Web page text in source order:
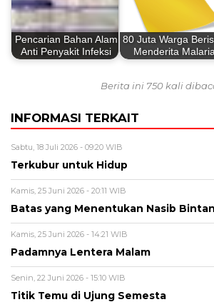
Pencarian Bahan Alam
Anti Penyakit Infeksi
80 Juta Warga
Menderita Malaria
Berita ini 750 kali
INFORMASI TERKAIT
Sabtu, 18 Juli 2026 - 09:20 WIB
Terkubur untuk Hidup
Kamis, 25 Juni 2026 - 20:11 WIB
Batas yang Menentukan Nasib
Kamis, 25 Juni 2026 - 14:21 WIB
Padamnya Lentera Malam
Senin, 22 Juni 2026 - 15:10 WIB
Titik Temu di Ujung Semesta